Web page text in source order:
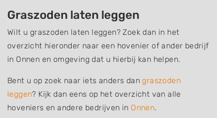
Graszoden laten leggen
Wilt u graszoden laten leggen? Zoek dan in het
overzicht hieronder naar een hovenier of ander bedrijf
in Onnen en omgeving dat u hierbij kan helpen.
Bent u op zoek naar iets anders dangraszoden
leggen? Kijk dan eens op het overzicht van alle
hoveniers en andere bedrijven in Onnen.